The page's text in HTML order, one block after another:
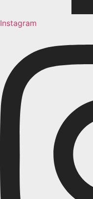
Instagram